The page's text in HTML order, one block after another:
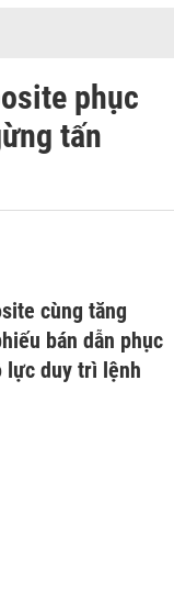
phục
tấn
cùng tăng
bán dẫn phục
lực duy trì lệnh